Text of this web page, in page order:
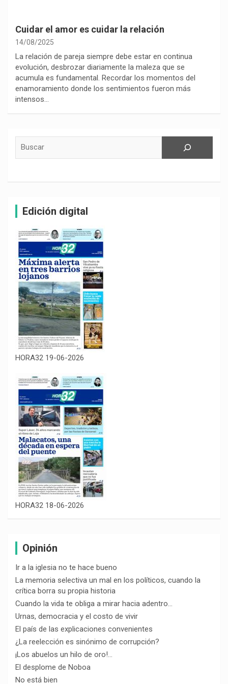
Cuidar el amor es cuidar la relación
14/08/2025
La relación de pareja siempre debe estar en continua
evolución, desbrozar diariamente la maleza que se
acumula es fundamental. Recordar los momentos del
enamoramiento donde los sentimientos fueron más
intensos…
Edición digital
HORA32 19-06-2026
HORA32 18-06-2026
Opinión
Ir a la iglesia no te hace bueno
La memoria selectiva un mal en los políticos, cuando la
crítica borra su propia historia
Cuando la vida te obliga a mirar hacia adentro…
Urnas, democracia y el costo de vivir
El país de las explicaciones convenientes
¿La reelección es sinónimo de corrupción?
¡Los abuelos un hilo de oro!…
El desplome de Noboa
No está bien